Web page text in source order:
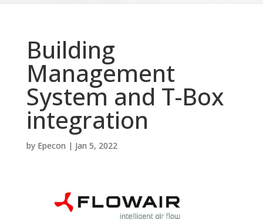
Building
Management
System and T-Box
integration
by Epecon | Jan 5, 2022